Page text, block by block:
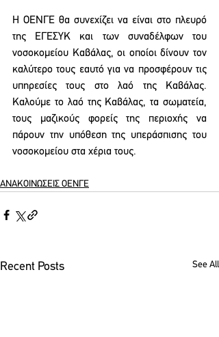
Η ΟΕΝΓΕ θα συνεχίζει να είναι στο πλευρό
της ΕΓΕΣΥΚ και των συναδέλφων του
νοσοκομείου Καβάλας, οι οποίοι δίνουν τον
καλύτερο τους εαυτό για να προσφέρουν τις
υπηρεσίες τους στο λαό της Καβάλας.
Καλούμε το λαό της Καβάλας, τα σωματεία,
τους μαζικούς φορείς της περιοχής να
πάρουν την υπόθεση της υπεράσπισης του
νοσοκομείου στα χέρια τους.
ΑΝΑΚΟΙΝΩΣΕΙΣ ΟΕΝΓΕ
Recent Posts See All